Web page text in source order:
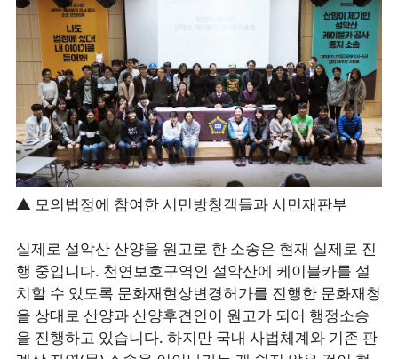
▲ 모의법정에 참여한 시민방청객들과 시민재판부
실제로 설악산 산양을 원고로 한 소송은 현재 실제로 진
행 중입니다. 천연보호구역인 설악산에 케이블카를 설
치할 수 있도록 문화재현상변경허가를 진행한 문화재청
을 상대로 산양과 산양후견인이 원고가 되어 행정소송
을 진행하고 있습니다. 하지만 국내 사법체계와 기존 판